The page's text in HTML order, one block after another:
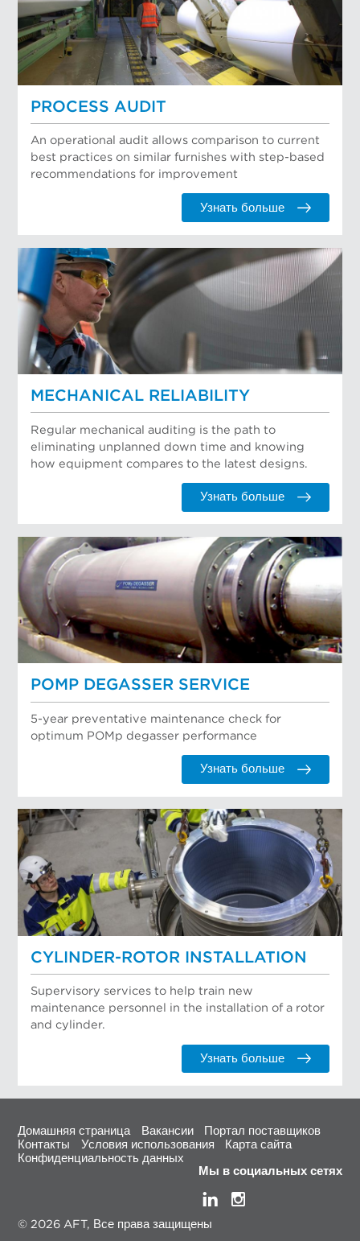
PROCESS AUDIT
An operational audit allows comparison to current
best practices on similar furnishes with step-based
recommendations for improvement
Узнать больше
MECHANICAL RELIABILITY
Regular mechanical auditing is the path to
eliminating unplanned down time and knowing
how equipment compares to the latest designs.
Узнать больше
POMP DEGASSER SERVICE
5-year preventative maintenance check for
optimum POMp degasser performance
Узнать больше
CYLINDER-ROTOR INSTALLATION
Supervisory services to help train new
maintenance personnel in the installation of a rotor
and cylinder.
Узнать больше
Домашняя страница Вакансии
Портал поставщиков
Контакты
Условия использования
Карта сайта
Конфиденциальность данных
Мы в социальных сетях
© 2026 AFT, Все права защищены